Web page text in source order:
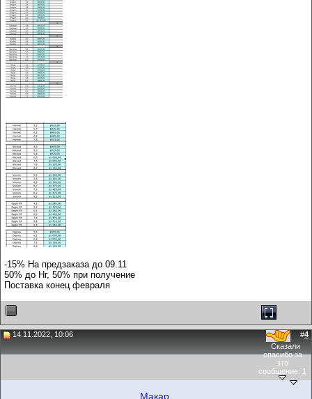
-15% На предзаказа до 09.11
50% до Нг, 50% при получение
Поставка конец февраля
14.11.2022, 10:06 #4
Сказали
спасибо за
это
сообщение: 1
Макар